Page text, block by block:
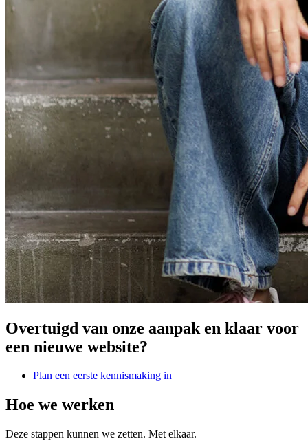
Overtuigd van onze aanpak en klaar voor
een nieuwe website?
Plan een eerste kennismaking in
Hoe we werken
Deze stappen kunnen we zetten. Met elkaar.